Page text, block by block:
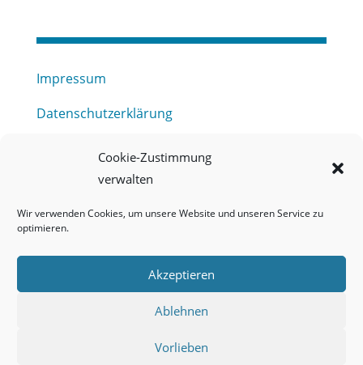
Cookie-Zustimmung
verwalten
Wir verwenden Cookies, um unsere Website und unseren Service zu
optimieren.
Akzeptieren
Ablehnen
Vorlieben
Impressum
Datenschutzerklärung
Haftungsausschluss
Barrierefreiheitserklärung
Meldestelle (HinSchG) des Erftverbandes
Onlineportal Grundwassernutzung